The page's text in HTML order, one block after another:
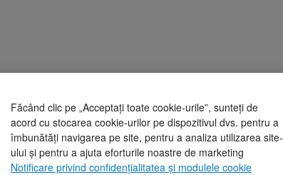
Făcând clic pe „Acceptați toate cookie-urile”, sunteți de
acord cu stocarea cookie-urilor pe dispozitivul dvs. pentru a
îmbunătăți navigarea pe site, pentru a analiza utilizarea site-
ului și pentru a ajuta eforturile noastre de marketing
Notificare privind confidențialitatea și modulele cookie